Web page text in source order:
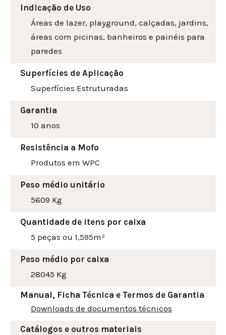
Indicação de Uso
Áreas de lazer, playground, calçadas, jardins,
áreas com picinas, banheiros e painéis para
paredes
Superfícies de Aplicação
Superfícies Estruturadas
Garantia
10 anos
Resistência a Mofo
Produtos em WPC
Peso médio unitário
5609 Kg
Quantidade de itens por caixa
5 peças ou 1,595m²
Peso médio por caixa
28045 Kg
Manual, Ficha Técnica e Termos de Garantia
Downloads de documentos técnicos
Catálogos e outros materiais